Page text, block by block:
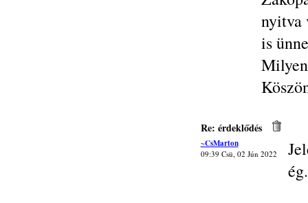
nyitva
is
Re: érdeklődés
~CsMarton
09:39 Csü, 02 Jún 2022
ég.